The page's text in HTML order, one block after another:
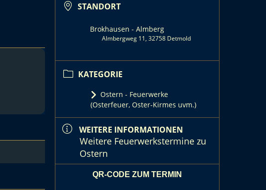
STANDORT
Brokhausen - Almberg
Almbergweg 11, 32758 Detmold
KATEGORIE
Ostern - Feuerwerke
(Osterfeuer, Oster-Kirmes uvm.)
WEITERE INFORMATIONEN
Weitere Feuerwerkstermine zu
Ostern
QR-CODE ZUM TERMIN